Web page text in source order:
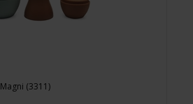
(3311)